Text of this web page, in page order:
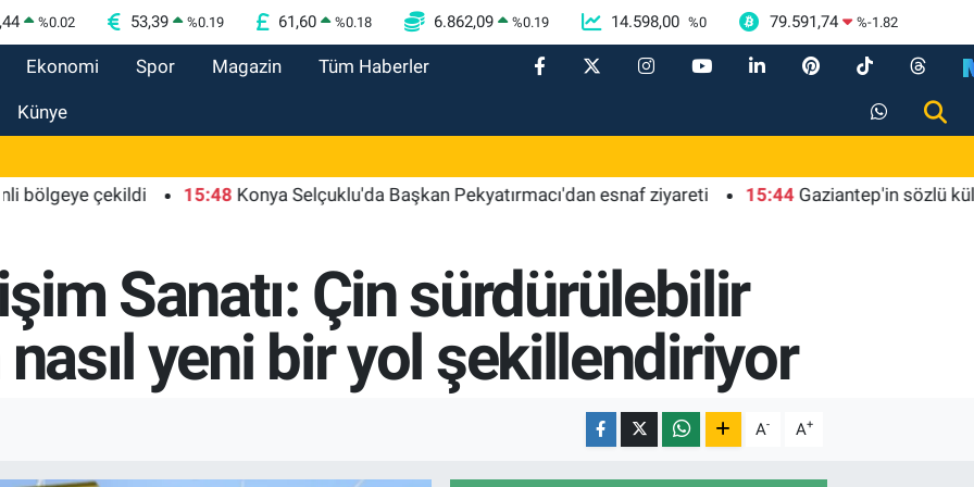
%0.02 53,39 %0.19 61,60 %0.18 6.862,09 %0.19 14.598,00 %0 79.591,74 %-1.82
Ekonomi Spor Magazin Tüm Haberler
Künye
çekildi 15:48 Konya Selçuklu'da Başkan Pekyatırmacı'dan esnaf ziyareti 15:44 Gaziantep'in sözlü kültürüne
Sanatı: Çin sürdürülebilir
yeni bir yol şekillendiriyor
A- A+